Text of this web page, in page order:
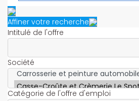
Affiner votre recherche
Intitulé de l'offre
Société
Catégorie de l'offre d'emploi